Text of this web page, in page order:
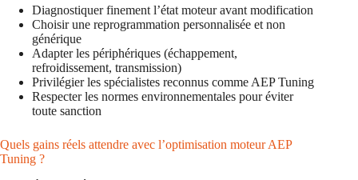
Diagnostiquer finement l’état moteur avant modification
Choisir une reprogrammation personnalisée et non
générique
Adapter les périphériques (échappement,
refroidissement, transmission)
Privilégier les spécialistes reconnus comme AEP Tuning
Respecter les normes environnementales pour éviter
toute sanction
Quels gains réels attendre avec l’optimisation moteur AEP
Tuning ?